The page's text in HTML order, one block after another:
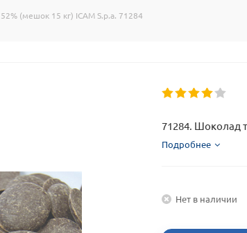
(мешок 15 кг) ICAM S.p.a. 71284
71284. Шоколад
Подробнее
Нет в наличии